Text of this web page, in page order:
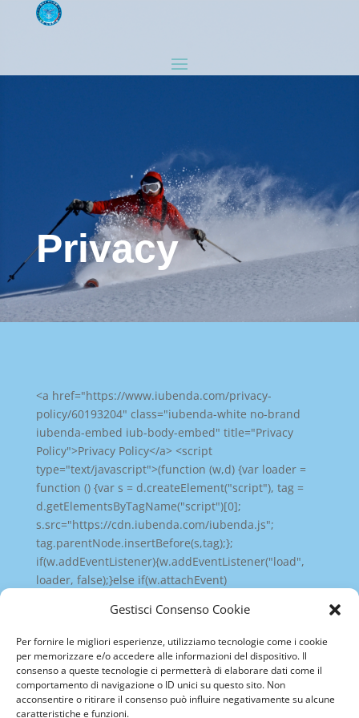
Gestisci Consenso Cookie
Per fornire le migliori esperienze, utilizziamo tecnologie come i cookie
per memorizzare e/o accedere alle informazioni del dispositivo. Il
consenso a queste tecnologie ci permetterà di elaborare dati come il
comportamento di navigazione o ID unici su questo sito. Non
acconsentire o ritirare il consenso può influire negativamente su alcune
caratteristiche e funzioni.
Privacy
<a href="https://www.iubenda.com/privacy-
policy/60193204" class="iubenda-white no-brand
iubenda-embed iub-body-embed" title="Privacy
Policy">Privacy Policy</a> <script
type="text/javascript">(function (w,d) {var loader =
function () {var s = d.createElement("script"), tag =
d.getElementsByTagName("script")[0];
s.src="https://cdn.iubenda.com/iubenda.js";
tag.parentNode.insertBefore(s,tag);};
if(w.addEventListener){w.addEventListener("load",
loader, false);}else if(w.attachEvent)
loader;}})(window, document);</script>